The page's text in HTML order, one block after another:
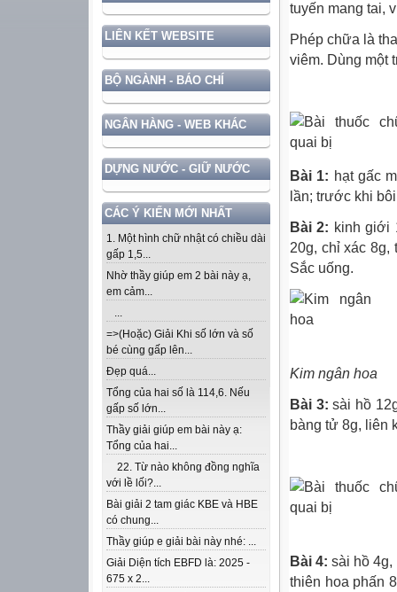
LIÊN KẾT WEBSITE
BỘ NGÀNH - BÁO CHÍ
NGÂN HÀNG - WEB KHÁC
DỰNG NƯỚC - GIỮ NƯỚC
CÁC Ý KIẾN MỚI NHẤT
1. Một hình chữ nhật có chiều dài
gấp 1,5...
Nhờ thầy giúp em 2 bài này ạ,
em cảm...
...
=>(Hoặc) Giải Khi số lớn và số
bé cùng gấp lên...
Đẹp quá...
Tổng của hai số là 114,6. Nếu
gấp số lớn...
Thầy giải giúp em bài này ạ:
Tổng của hai...
22. Từ nào không đồng nghĩa
với lề lối?...
Bài giải 2 tam giác KBE và HBE
có chung...
Thầy giúp e giải bài này nhé: ...
Giải Diện tích EBFD là: 2025 -
675 x 2...
tuyến mang tai,
Phép chữa là
viêm. Dùng một
Bài 1: hạt gấc
lần; trước khi
Bài 2: kinh giới
20g, chỉ xác 8g,
Sắc uống.
Kim ngân hoa
Bài 3: sài hồ
bàng tử 8g, liên
Bài 4: sài hồ 4g,
thiên hoa phấn